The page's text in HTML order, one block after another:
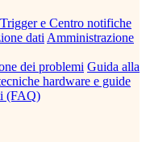
Trigger e Centro notifiche
dati Amministrazione
dei problemi Guida alla
hardware e guide
(FAQ)